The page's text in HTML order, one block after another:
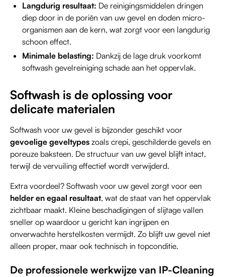
Langdurig resultaat: De reinigingsmiddelen dringen
diep door in de poriën van uw gevel en doden micro-
organismen aan de kern, wat zorgt voor een langdurig
schoon effect.
Minimale belasting: Dankzij de lage druk voorkomt
softwash gevelreiniging schade aan het oppervlak.
Softwash is de oplossing voor
delicate materialen
Softwash voor uw gevel is bijzonder geschikt voor
gevoelige geveltypes zoals crepi, geschilderde gevels en
poreuze baksteen. De structuur van uw gevel blijft intact,
terwijl de vervuiling effectief wordt verwijderd.
Extra voordeel? Softwash voor uw gevel zorgt voor een
helder en egaal resultaat, wat de staat van het oppervlak
zichtbaar maakt. Kleine beschadigingen of slijtage vallen
sneller op waardoor u gericht kan ingrijpen en
onverwachte herstelkosten vermijdt. Zo blijft uw gevel niet
alleen proper, maar ook technisch in topconditie.
De professionele werkwijze van IP-Cleaning